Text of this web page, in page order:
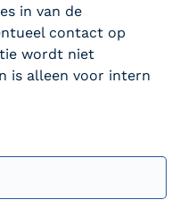
in van de
contact op
wordt niet
is alleen voor intern